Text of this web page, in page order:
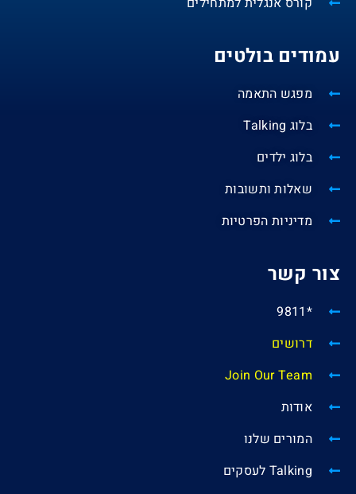
עמודים בולטים
מפגש התאמה
בלוג Talking
בלוג ילדים
שאלות ותשובות
מדיניות הפרטיות
צור קשר
*9811
דרושים
Join Our Team
אודות
המורים שלנו
Talking לעסקים